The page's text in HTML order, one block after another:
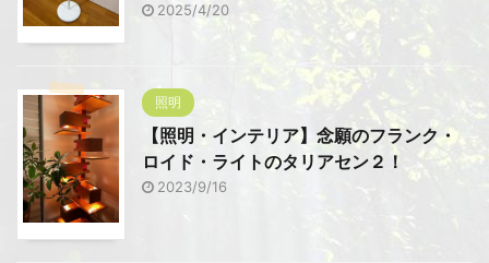
2025/4/20
照明
【照明・インテリア】念願のフランク・
ロイド・ライトのタリアセン２！
2023/9/16